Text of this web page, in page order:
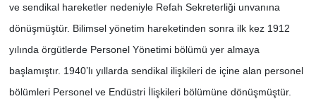
ve sendikal hareketler nedeniyle Refah Sekreterliği unvanına
dönüşmüştür. Bilimsel yönetim hareketinden sonra ilk kez 1912
yılında örgütlerde Personel Yönetimi bölümü yer almaya
başlamıştır. 1940’lı yıllarda sendikal ilişkileri de içine alan personel
bölümleri Personel ve Endüstri İlişkileri bölümüne dönüşmüştür.